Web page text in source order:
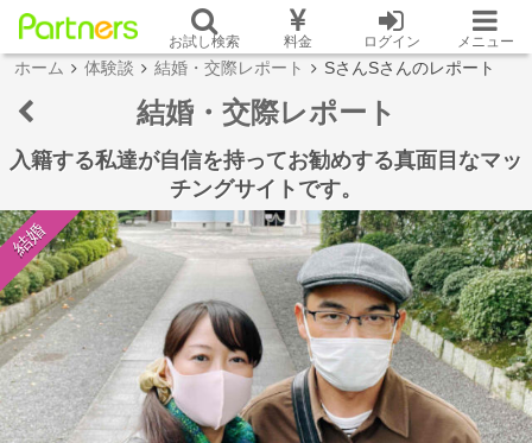
お試し検索 料金 ログイン メニュー
ホーム 体験談 結婚・交際レポート SさんSさんのレポート
結婚・交際レポート
入籍する私達が自信を持ってお勧めする真面目なマッ
チングサイトです。
結婚